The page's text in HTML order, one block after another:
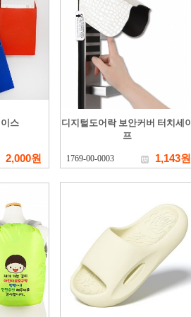
스
2,000원
디지털도어락 보안커버 터치세이
프
1769-00-0003 1,143원